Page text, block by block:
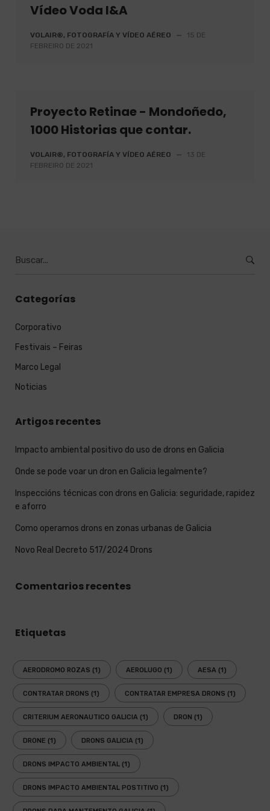
Vídeo Voda I&A
VOLAIR®, FOTOGRAFÍA Y VÍDEO AÉREO —
15 DE
FEBREIRO DE 2021
Proyecto Retinae - Mondoñedo,
1000 Historias que contar.
VOLAIR®, FOTOGRAFÍA Y VÍDEO AÉREO —
13 DE
FEBREIRO DE 2021
Categorías
Corporativo
Festivais – Feiras
Marco Legal
Noticias
Artigos recentes
Impacto ambiental positivo do uso de drons en Galicia
Onde se pode voar un dron en Galicia legalmente?
Inspeccións técnicas con drons en Galicia: seguridade, rapidez
e aforro
Como operamos drons en zonas urbanas de Galicia
Novo Real Decreto 517/2024 Drons
Comentarios recentes
Etiquetas
AERODROMO ROZAS (1) AEROLUGO (1) AESA (1)
CONTRATAR DRONS (1) CONTRATAR EMPRESA DRONS (1)
CRITERIUM AERONAUTICO GALICIA (1) DRON (1)
DRONE (1) DRONS GALICIA (1)
DRONS IMPACTO AMBIENTAL (1)
DRONS IMPACTO AMBIENTAL POSTITIVO (1)